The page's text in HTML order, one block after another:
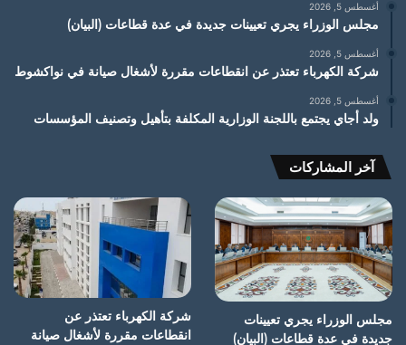
أغسطس 5, 2026
مجلس الوزراء يجري تعيينات جديدة في عدة قطاعات (البيان)
أغسطس 5, 2026
شركة الكهرباء تعتذر عن انقطاعات مقررة لأشغال صيانة في نواكشوط
أغسطس 5, 2026
ولد أجاي يجتمع باللجنة الوزارية المكلفة بتأهيل وتصنيف المؤسسات
آخر المشاركات
مجلس الوزراء يجري تعيينات
جديدة في عدة قطاعات (البيان)
شركة الكهرباء تعتذر عن
انقطاعات مقررة لأشغال صيانة